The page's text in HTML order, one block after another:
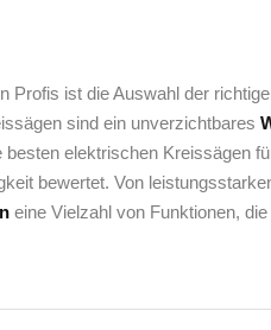
Profis ist die Auswahl der
sind ein unverzichtbares
elektrischen Kreissägen
bewertet.⁢ Von
eine Vielzahl von Funktionen,